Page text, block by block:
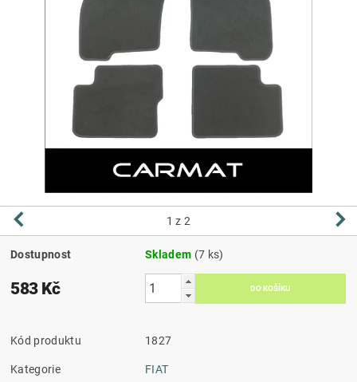
1 z 2
Dostupnost Skladem (7 ks)
583 Kč
Kód produktu 1827
Kategorie FIAT